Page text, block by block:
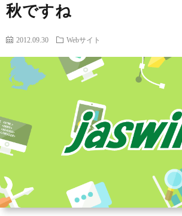
秋ですね
2012.09.30 Webサイト